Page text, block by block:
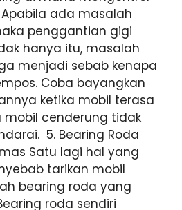
ada masalah
penggantian gigi
hanya itu, masalah
menjadi sebab kenapa
Coba bayangkan
ketika mobil terasa
cenderung tidak
5. Bearing Roda
Satu lagi hal yang
tarikan mobil
bearing roda yang
roda sendiri